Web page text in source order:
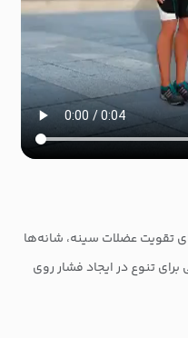
تقویت عضلات سینه، شانه‌ها
تنوع در ایجاد فشار روی